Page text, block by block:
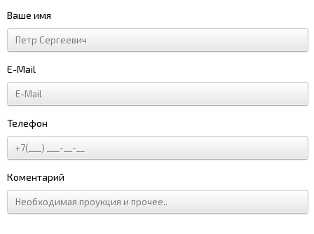
Ваше имя
E-Mail
Телефон
Коментарий